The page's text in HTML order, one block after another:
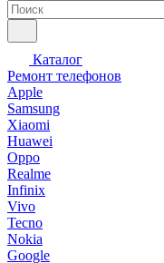
Каталог
Ремонт телефонов
Apple
Samsung
Xiaomi
Huawei
Oppo
Realme
Infinix
Vivo
Tecno
Nokia
Google